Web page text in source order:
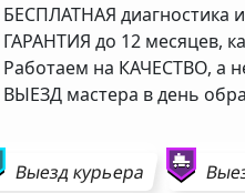
диагностика
до 12 месяцев,
на КАЧЕСТВО, а
мастера в день
Выезд курьера